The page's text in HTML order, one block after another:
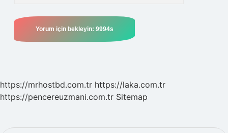
https://mrhostbd.com.tr https://laka.com.tr
https://pencereuzmani.com.tr Sitemap